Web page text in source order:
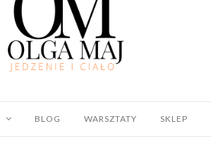
BLOG WARSZTATY SKLEP